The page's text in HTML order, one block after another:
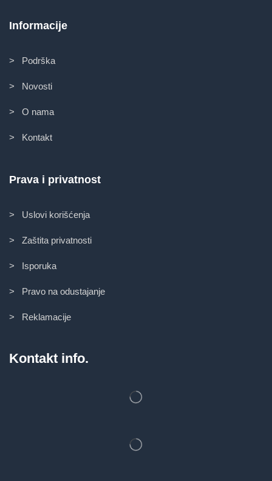
Informacije
> Podrška
> Novosti
> O nama
> Kontakt
Prava i privatnost
> Uslovi korišćenja
> Zaštita privatnosti
> Isporuka
> Pravo na odustajanje
> Reklamacije
Kontakt info.